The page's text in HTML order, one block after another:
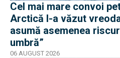
Cel mai mare convoi
Arctică l-a văzut
asumă asemenea
umbră”
06 AUGUST 2026